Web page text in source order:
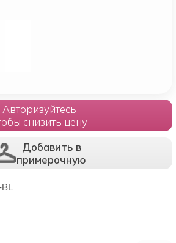
Авторизуйтесь
снизить цену
Добавить в
примерочную